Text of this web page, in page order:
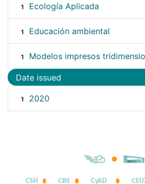
1 Ecología Aplicada
1 Educación ambiental
1 Modelos impresos
Date issued
1 2020
CSH CBS CyAD